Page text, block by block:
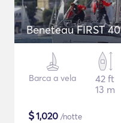
Beneteau FIRST 40
Barca a vela
42 ft
13 m
$1,020 /notte